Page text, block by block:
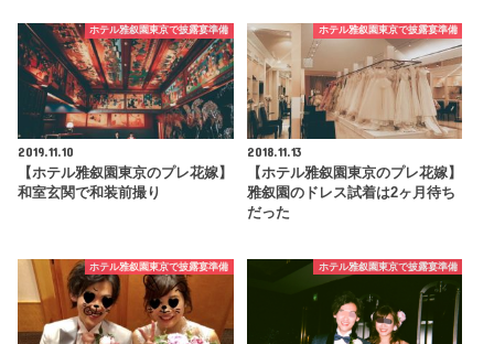
ホテル雅叙園東京で披露宴準備
2019.11.10
【ホテル雅叙園東京のプレ花嫁】
和室玄関で和装前撮り
ホテル雅叙園東京で披露宴準備
2018.11.13
【ホテル雅叙園東京のプレ花嫁】
雅叙園のドレス試着は2ヶ月待ち
だった
ホテル雅叙園東京で披露宴準備 ホテル雅叙園東京で披露宴準備